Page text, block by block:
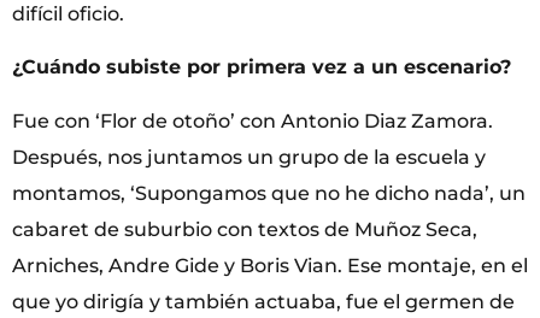
difícil oficio.
¿Cuándo subiste por primera vez a un escenario?
Fue con ‘Flor de otoño’ con Antonio Diaz Zamora.
Después, nos juntamos un grupo de la escuela y
montamos, ‘Supongamos que no he dicho nada’, un
cabaret de suburbio con textos de Muñoz Seca,
Arniches, Andre Gide y Boris Vian. Ese montaje, en el
que yo dirigía y también actuaba, fue el germen de